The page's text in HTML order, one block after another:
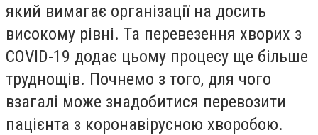
який вимагає організації на досить
високому рівні. Та перевезення хворих з
COVID-19 додає цьому процесу ще більше
труднощів. Почнемо з того, для чого
взагалі може знадобитися перевозити
пацієнта з коронавірусною хворобою.